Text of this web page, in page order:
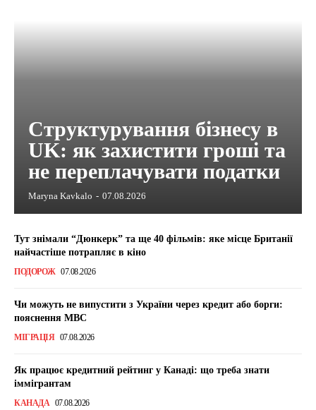
Структурування бізнесу в
UK: як захистити гроші та
не переплачувати податки
Maryna Kavkalo - 07.08.2026
Тут знімали “Дюнкерк” та ще 40 фільмів: яке місце Британії
найчастіше потрапляє в кіно
ПОДОРОЖ 07.08.2026
Чи можуть не випустити з України через кредит або борги:
пояснення МВС
МІГРАЦІЯ 07.08.2026
Як працює кредитний рейтинг у Канаді: що треба знати
іммігрантам
КАНАДА 07.08.2026